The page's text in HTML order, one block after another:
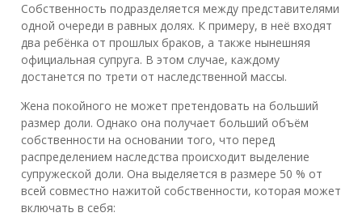
Собственность подразделяется между представителями
одной очереди в равных долях. К примеру, в неё входят
два ребёнка от прошлых браков, а также нынешняя
официальная супруга. В этом случае, каждому
достанется по трети от наследственной массы.
Жена покойного не может претендовать на больший
размер доли. Однако она получает больший объём
собственности на основании того, что перед
распределением наследства происходит выделение
супружеской доли. Она выделяется в размере 50 % от
всей совместно нажитой собственности, которая может
включать в себя: